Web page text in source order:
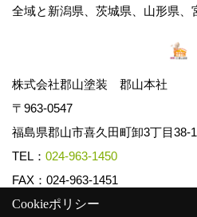
全域と新潟県、茨城県、山形県、
株式会社郡山塗装 郡山本社
〒963-0547
福島県郡山市喜久田町卸3丁目
TEL： 024-963-1450
FAX：024-963-1451
Cookieポリシー